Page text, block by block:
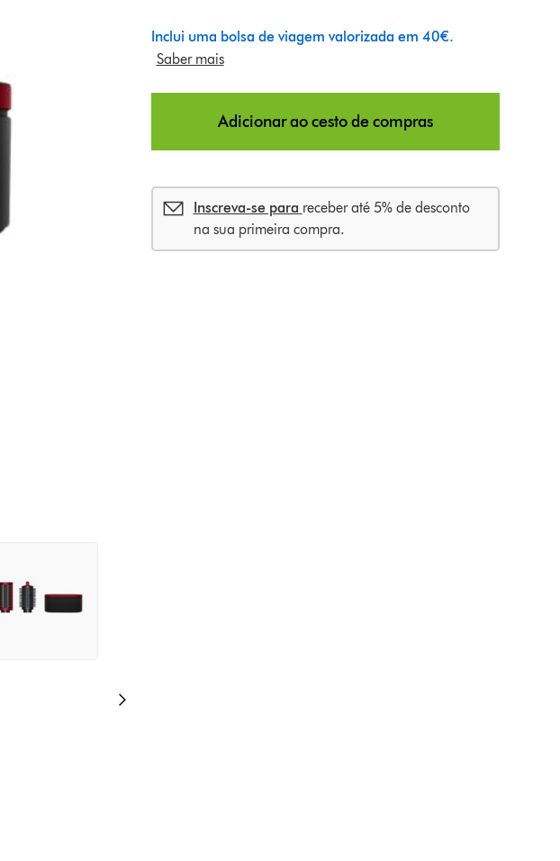
n
s
Inclui uma bolsa de viagem valorizada em 40€.
Saber mais
Adicionar ao cesto de compras
Inscreva-se para receber até 5% de desconto
na sua primeira compra.